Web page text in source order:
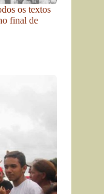
os textos
final de